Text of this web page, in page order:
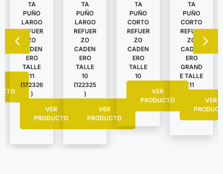
TA
PUÑO
LARGO
REFUER
ZO
CADEN
ERO
TALLE
11
(172326
)
VER
PRODUCTO
TA
PUÑO
LARGO
REFUER
ZO
CADEN
ERO
TALLE
10
(122325
)
VER
PRODUCTO
TA
PUÑO
CORTO
REFUER
ZO
CADEN
ERO
TALLE
10
VER
PRODUCTO
TA
PUÑO
CORTO
REFUER
ZO
CADEN
ERO
GRAND
E TALLE
11
VER